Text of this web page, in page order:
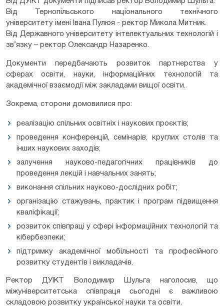
Від Тернопільського національного технічного
університету імені Івана Пулюя - ректор Микола Митник.
Від Державного університету інтелектуальних технологій і
зв’язку – ректор Олександр Назаренко.
Документи передбачають розвиток партнерства у
сферах освіти, науки, інформаційних технологій та
академічної взаємодії між закладами вищої освіти.
Зокрема, сторони домовилися про:
реалізацію спільних освітніх і наукових проєктів;
проведення конференцій, семінарів, круглих столів та
інших наукових заходів;
залучення науково-педагогічних працівників до
проведення лекцій і навчальних занять;
виконання спільних науково-дослідних робіт;
організацію стажувань, практик і програм підвищення
кваліфікації;
розвиток співпраці у сфері інформаційних технологій та
кібербезпеки;
підтримку академічної мобільності та професійного
розвитку студентів і викладачів.
Ректор ДУІКТ Володимир Шульга наголосив, що
міжуніверситетська співпраця сьогодні є важливою
складовою розвитку української науки та освіти.